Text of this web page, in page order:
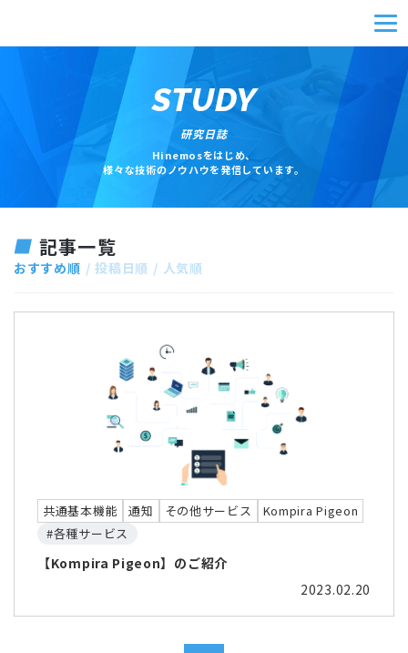
STUDY
研究日誌
Hinemosをはじめ、
様々な技術のノウハウを発信しています。
記事一覧
おすすめ順 投稿日順 人気順
共通基本機能 通知 その他サービス
Kompira Pigeon
#各種サービス
【Kompira Pigeon】のご紹介
2023.02.20